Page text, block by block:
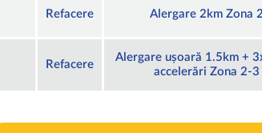
Refacere Alergare 2km Zona 2
Refacere
Alergare ușoară 1.5km +
accelerări Zona 2-3